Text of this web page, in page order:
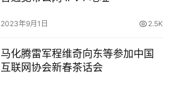
2023年9月1日 2.5K
马化腾雷军程维奇向东等参加中国
互联网协会新春茶话会